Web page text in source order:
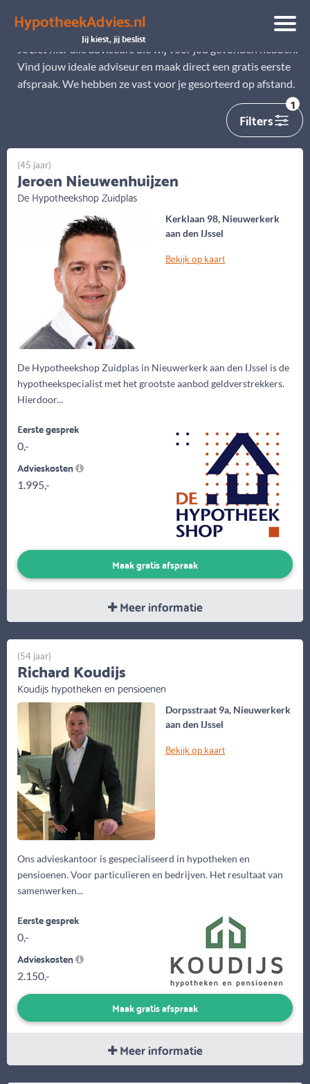
HypotheekAdvies.nl
Jij kiest, jij beslist
Alle adviseurs
Je ziet hier alle adviseurs die wij voor jou gevonden hebben.
Vind jouw ideale adviseur en maak direct een gratis eerste
afspraak. We hebben ze vast voor je gesorteerd op afstand.
Filters
1
Kerklaan 98, Nieuwerkerk
aan den IJssel
Bekijk op kaart
De Hypotheekshop Zuidplas in Nieuwerkerk aan den IJssel is de
hypotheekspecialist met het grootste aanbod geldverstrekkers.
Hierdoor...
(45 jaar)
Jeroen Nieuwenhuijzen
De Hypotheekshop Zuidplas
Eerste gesprek
0,-
Advieskosten
1.995,-
Maak gratis afspraak
Meer informatie
Dorpsstraat 9a, Nieuwerkerk
aan den IJssel
Bekijk op kaart
Ons advieskantoor is gespecialiseerd in hypotheken en
pensioenen. Voor particulieren en bedrijven. Het resultaat van
samenwerken...
(54 jaar)
Richard Koudijs
Koudijs hypotheken en pensioenen
Eerste gesprek
0,-
Advieskosten
2.150,-
Maak gratis afspraak
Meer informatie